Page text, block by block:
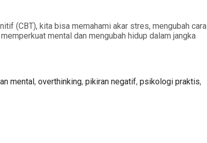
(CBT), kita bisa memahami akar stres, mengubah cara
mental dan mengubah hidup dalam jangka
mental, overthinking, pikiran negatif, psikologi praktis,